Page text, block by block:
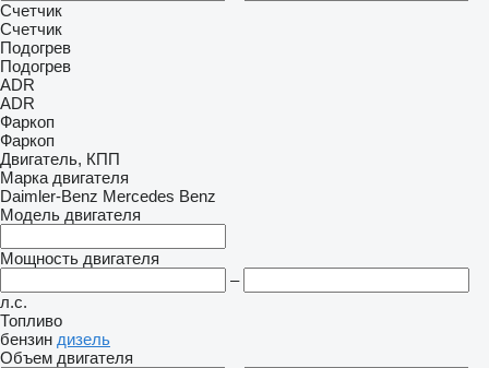
Счетчик
Счетчик
Подогрев
Подогрев
ADR
ADR
Фаркоп
Фаркоп
Двигатель, КПП
Марка двигателя
Daimler-Benz Mercedes Benz
Модель двигателя
Мощность двигателя
–
л.с.
Топливо
бензин дизель
Объем двигателя